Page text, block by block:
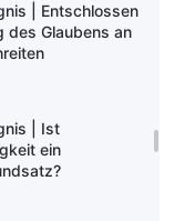
| Entschlossen
des Glaubens an
| Ist
ein